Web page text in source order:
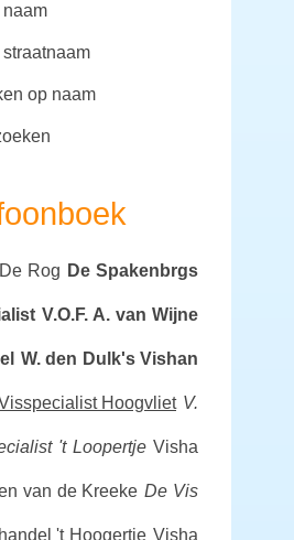
naam
straatnaam
op naam
Rog De Spakenbrgs
V.O.F. A. van Wijne
W. den Dulk's Vishan
Hoogvliet V.
't Loopertje Visha
van de Kreeke De Vis
't Hoogertje Visha